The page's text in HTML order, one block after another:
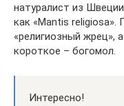
натуралист из
как «Mantis religiosa».
«религиозный жрец»,
короткое – богомол.
Интересно!